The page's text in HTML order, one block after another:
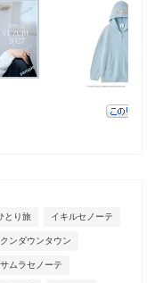
とり旅 イキルセノーテ
ンダウンタウン
サムラセノーテ